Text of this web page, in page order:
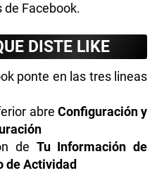
de Facebook.
DISTE LIKE
ponte en las tres lineas
abre Configuración y
de Tu Información de
de Actividad